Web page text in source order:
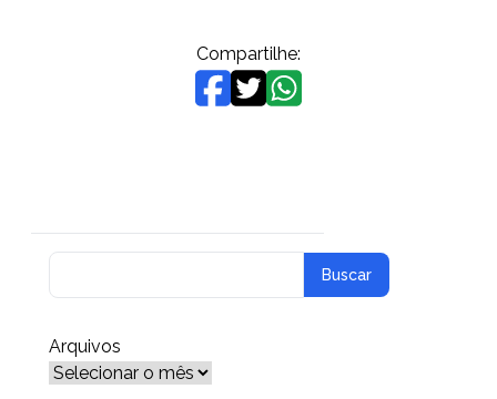
homens
invadem
casa
os
suspeitos
foram
Compartilhe:
Arquivos
Arquivos